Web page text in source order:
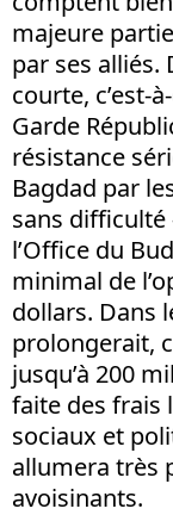
majeure
par ses alliés.
courte, c’est-
Garde
résistance
Bagdad par
sans difficulté
l’Office du
minimal de
dollars. Dans
prolongerait,
jusqu’à 200
faite des frais
sociaux et
allumera très
avoisinants.